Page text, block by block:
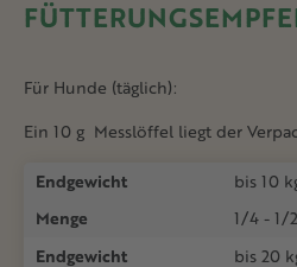
Für Hunde (täglich):
Ein 10 g Messlöffel liegt der
Endgewicht
bis 10
Menge
1/4 - 1/
Endgewicht
bis 20